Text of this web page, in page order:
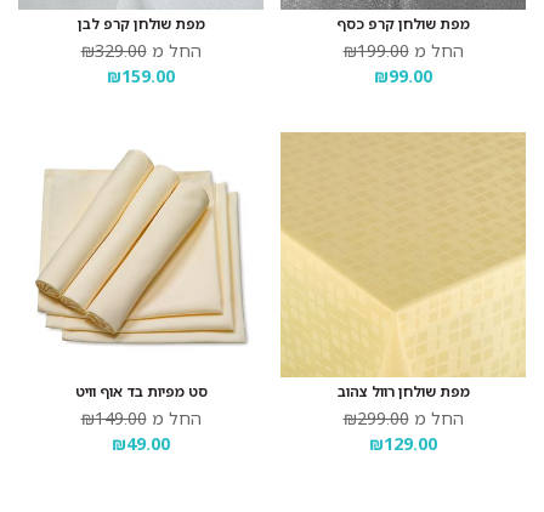
מפת שולחן קרפ כסף
החל מ ₪199.00
₪99.00
מפת שולחן קרפ לבן
החל מ ₪329.00
₪159.00
מפת שולחן רוול צהוב
החל מ ₪299.00
₪129.00
סט מפיות בד אוף וויט
החל מ ₪149.00
₪49.00